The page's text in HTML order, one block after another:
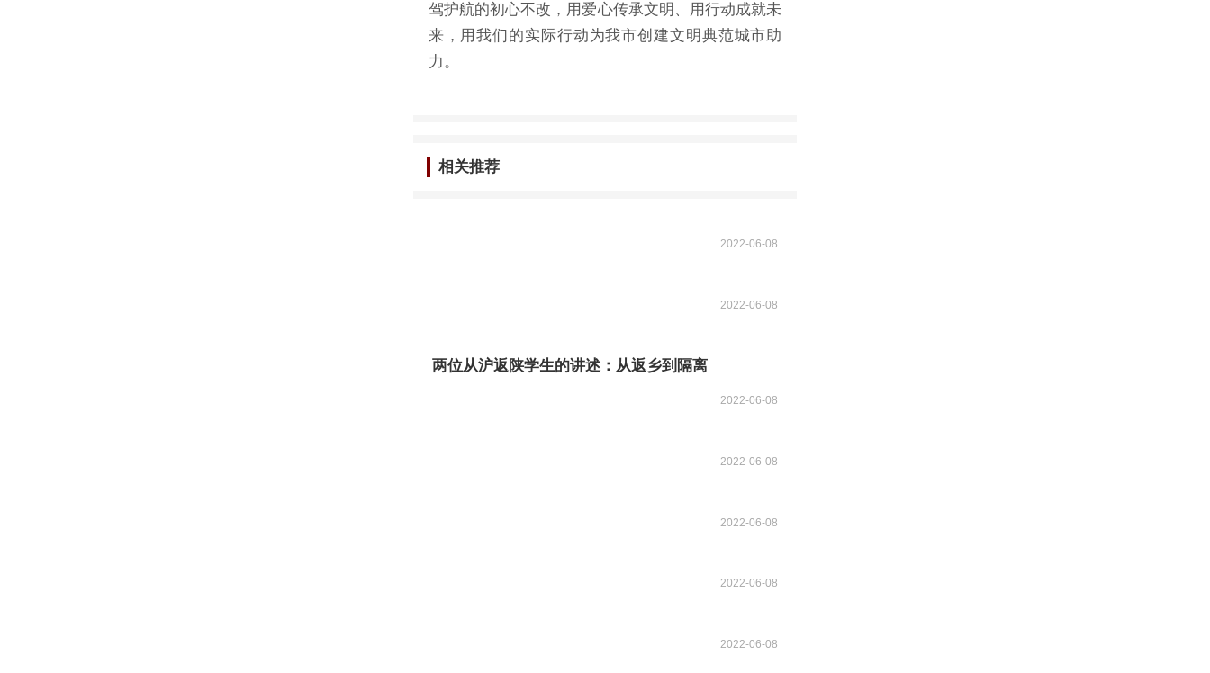
驾护航的初心不改，用爱心传承文明、用行动成就未
来，用我们的实际行动为我市创建文明典范城市助
力。
相关推荐
2022-06-08
2022-06-08
两位从沪返陕学生的讲述：从返乡到隔离
2022-06-08
2022-06-08
2022-06-08
2022-06-08
2022-06-08